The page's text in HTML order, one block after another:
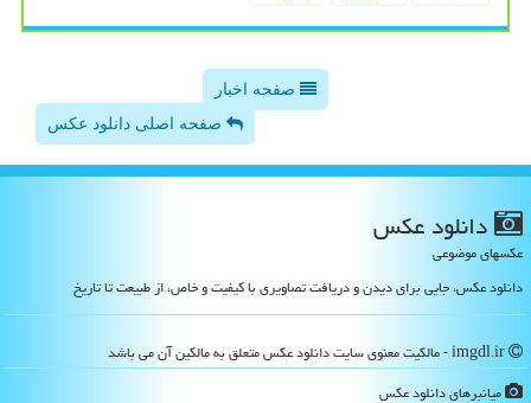
صفحه اخبار
صفحه اصلی دانلود عکس
دانلود عكس
عکسهای موضوعی
دانلود عکس، جایی برای دیدن و دریافت تصاویری با کیفیت و خاص، از طبیعت تا تاریخ
میانبرهای دانلود عكس